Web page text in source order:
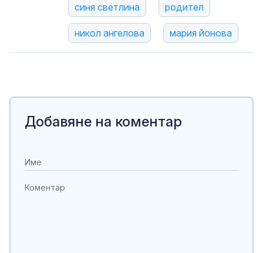
синя светлина родител
никол ангелова мария йонова
Добавяне на коментар